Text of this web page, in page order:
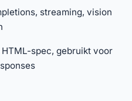
streaming, vision
spec, gebruikt voor